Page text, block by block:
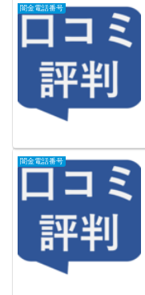
闇金電話番号
闇金電話番号